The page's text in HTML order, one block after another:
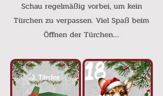
Schau regelmäßig vorbei, um kein
Türchen zu verpassen. Viel Spaß beim
Öffnen der Türchen....​